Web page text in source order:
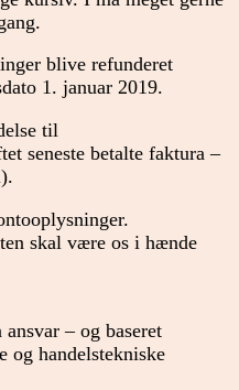
blive refunderet
1. januar 2019.
til
seneste betalte faktura –
skal være os i hænde
– og baseret
og handelstekniske